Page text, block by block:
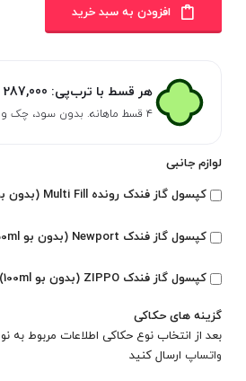
افزودن به سبد خرید
هر قسط با ترب‌پی: 287,000
۴ قسط ماهانه. بدون سود، چک و ضامن.
لوازم جانبی
کپسول گاز فندک رونده Multi Fill (بدون بو 125ml)
کپسول گاز فندک Newport (بدون بو 250ml)
کپسول گاز فندک ZIPPO (بدون بو 100ml)
گزینه های حکاکی
بعد از انتخاب نوع حکاکی اطلاعات مربوط به
واتساپ ارسال کنید